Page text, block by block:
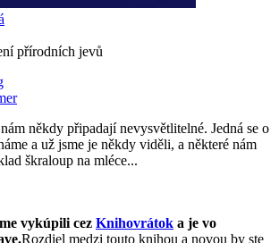
přírodních jevů
někdy připadají nevysvětlitelné. Jedná se o
a už jsme je někdy viděli, a některé nám
škraloup na mléce...
vykúpili cez Knihovrátok a je vo
Rozdiel medzi touto knihou a novou by ste